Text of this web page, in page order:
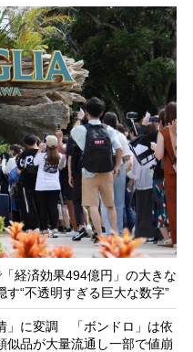
経済効果494億円」の大きな
“不透明すぎる巨大な数字”
」に変調 「ボンドロ」は依
似品が大量流通し一部で値崩